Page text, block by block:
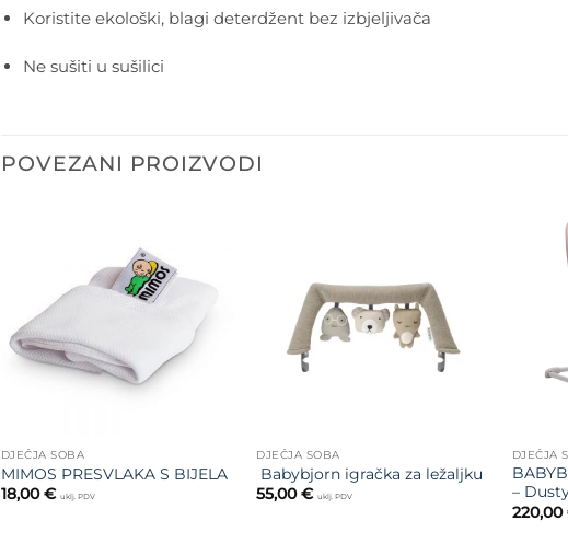
Koristite ekološki, blagi deterdžent bez izbjeljivača
Ne sušiti u sušilici
POVEZANI PROIZVODI
na listu
DJEČJA SOBA
MIMOS PRESVLAKA S BIJELA
18,00€ uklj. PDV
želja
DJEČJA SOBA
Babybjorn igračka za ležaljku
55,00€ uklj. PDV
DJEČJA
–
220,00